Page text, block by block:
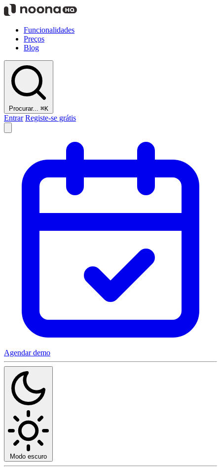
Funcionalidades
Preços
Blog
Procurar... ⌘K
Entrar Registe-se grátis
Agendar demo
Modo escuro